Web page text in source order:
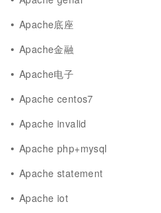
Apache底座
Apache金融
Apache电子
Apache centos7
Apache invalid
Apache php+mysql
Apache statement
Apache iot